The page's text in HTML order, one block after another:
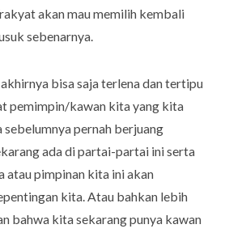
akan mau memilih kembali
sebenarnya.
bisa saja terlena dan tertipu
pemimpin/kawan kita yang kita
pernah berjuang
ada di partai-partai ini serta
atau pimpinan kita ini akan
kita. Atau bahkan lebih
bahwa kita sekarang punya kawan